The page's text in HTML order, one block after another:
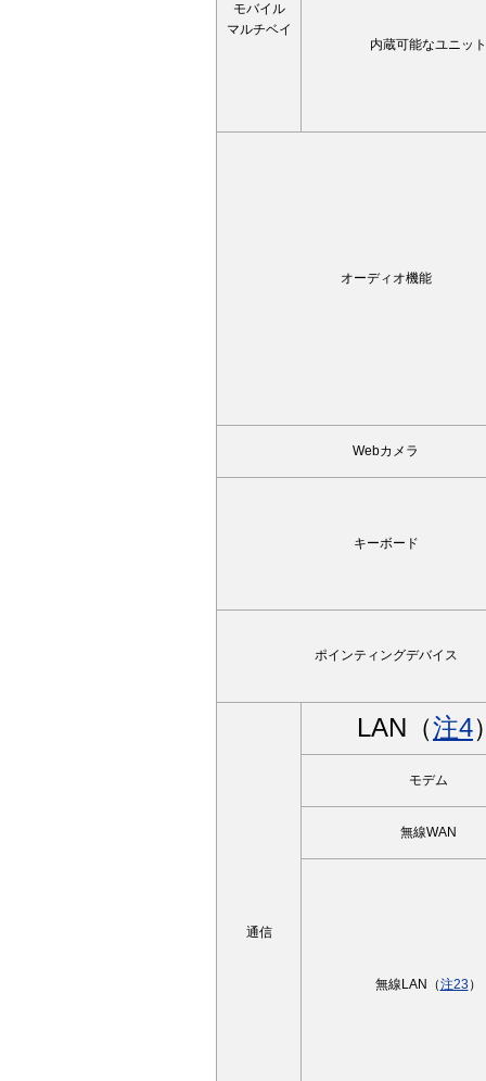
モバイル
マルチベイ
内蔵可能なユニット
オーディオ機能
Webカメラ
キーボード
ポインティングデバイス
通信
LAN（注4
モデム
無線WAN
無線LAN（注23 ）